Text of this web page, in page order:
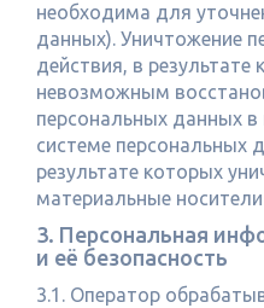
необходима для
данных). Уничтожение
действия, в результате
невозможным
персональных данных
системе персональных
результате которых
материальные
3. Персональная
и её безопасность
3.1. Оператор